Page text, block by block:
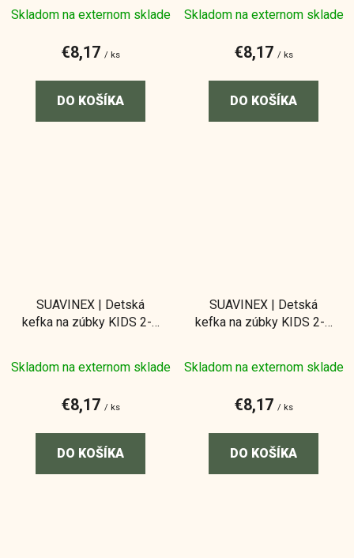
Skladom na externom sklade
€8,17 / ks
DO KOŠÍKA
Skladom na externom sklade
€8,17 / ks
DO KOŠÍKA
SUAVINEX | Detská
kefka na zúbky KIDS 2-6
Skladom na externom sklade
€8,17 / ks
DO KOŠÍKA
SUAVINEX | Detská
kefka na zúbky KIDS 2-6
Skladom na externom sklade
€8,17 / ks
DO KOŠÍKA